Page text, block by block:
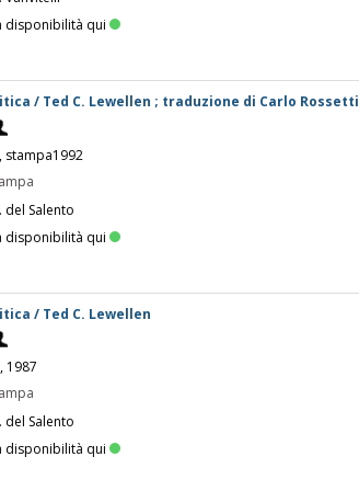
disponibilità qui
/ Ted C. Lewellen ; traduzione di Carlo Rossetti
stampa1992
del Salento
disponibilità qui
/ Ted C. Lewellen
1987
del Salento
disponibilità qui